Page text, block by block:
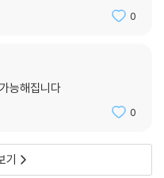
게 만들어라
0
능해집니다
0
기